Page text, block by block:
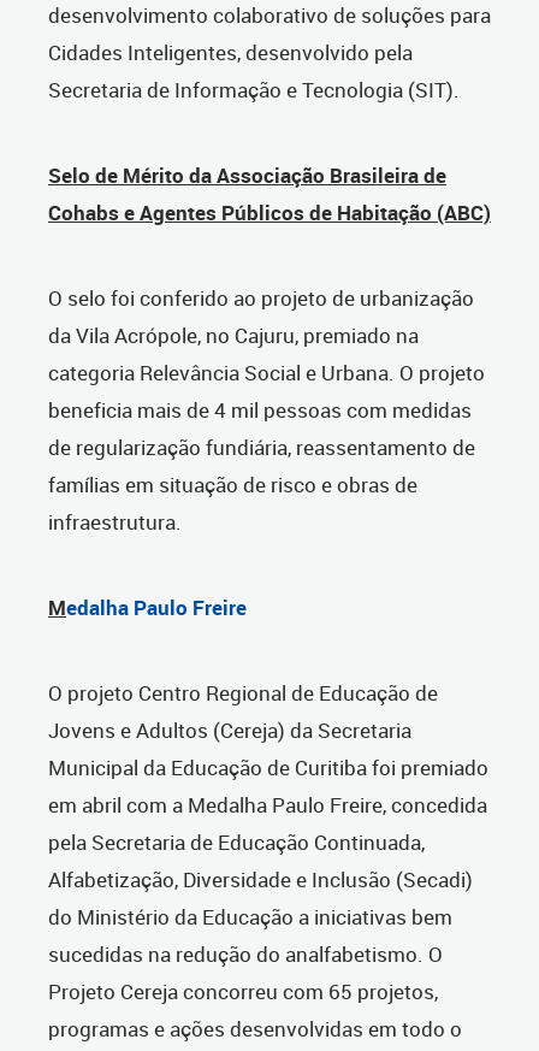
desenvolvimento colaborativo de soluções para
Cidades Inteligentes, desenvolvido pela
Secretaria de Informação e Tecnologia (SIT).
Selo de Mérito da Associação Brasileira de
Cohabs e Agentes Públicos de Habitação (ABC)
O selo foi conferido ao projeto de urbanização
da Vila Acrópole, no Cajuru, premiado na
categoria Relevância Social e Urbana. O projeto
beneficia mais de 4 mil pessoas com medidas
de regularização fundiária, reassentamento de
famílias em situação de risco e obras de
infraestrutura.
Medalha Paulo Freire
O projeto Centro Regional de Educação de
Jovens e Adultos (Cereja) da Secretaria
Municipal da Educação de Curitiba foi premiado
em abril com a Medalha Paulo Freire, concedida
pela Secretaria de Educação Continuada,
Alfabetização, Diversidade e Inclusão (Secadi)
do Ministério da Educação a iniciativas bem
sucedidas na redução do analfabetismo. O
Projeto Cereja concorreu com 65 projetos,
programas e ações desenvolvidas em todo o